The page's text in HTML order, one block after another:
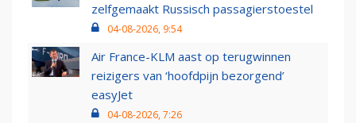
zelfgemaakt Russisch passagierstoestel
04-08-2026, 9:54
Air France-KLM aast op terugwinnen
reizigers van ‘hoofdpijn bezorgend’
easyJet
04-08-2026, 7:26